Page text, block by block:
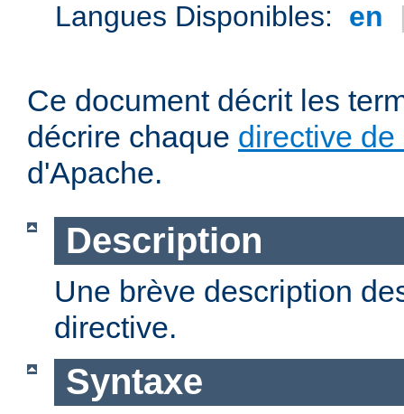
Langues Disponibles: en
Ce document décrit les
décrire chaque directive
d'Apache.
Description
Une brève description
directive.
Syntaxe